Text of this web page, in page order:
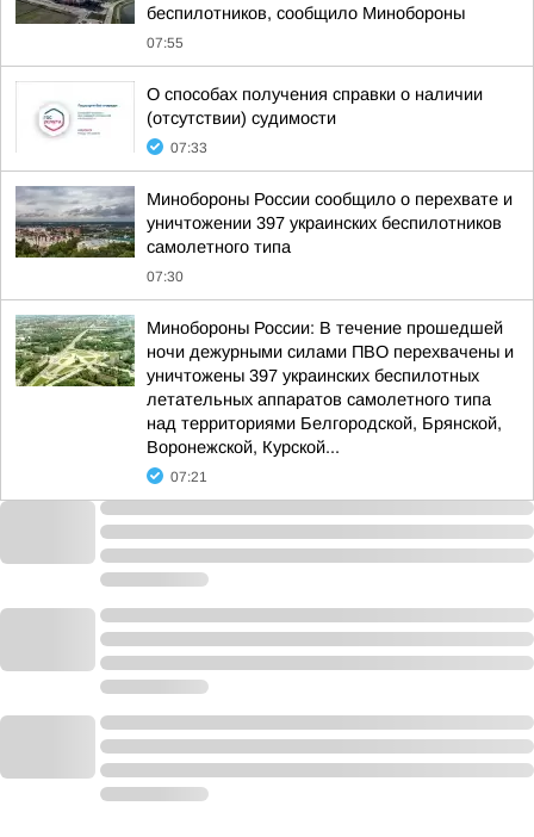
беспилотников, сообщило Минобороны
07:55
О способах получения справки о наличии
(отсутствии) судимости
07:33
Минобороны России сообщило о перехвате и
уничтожении 397 украинских беспилотников
самолетного типа
07:30
Минобороны России: В течение прошедшей
ночи дежурными силами ПВО перехвачены и
уничтожены 397 украинских беспилотных
летательных аппаратов самолетного типа
над территориями Белгородской, Брянской,
Воронежской, Курской...
07:21